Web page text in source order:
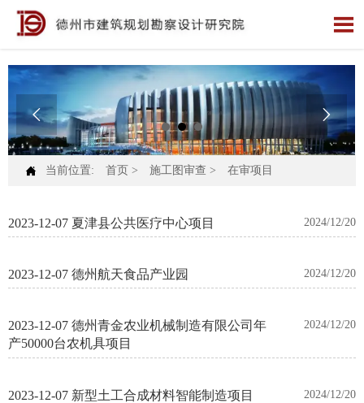

 
 当前位置: 首页 > 施工图审查 > 在审项目
2023-12-07 夏津县公共医疗中心项目 2024/12/20
2023-12-07 德州航天食品产业园 2024/12/20
2023-12-07 德州青金农业机械制造有限公司年
产50000台农机具项目
2024/12/20
2023-12-07 新型土工合成材料智能制造项目 2024/12/20